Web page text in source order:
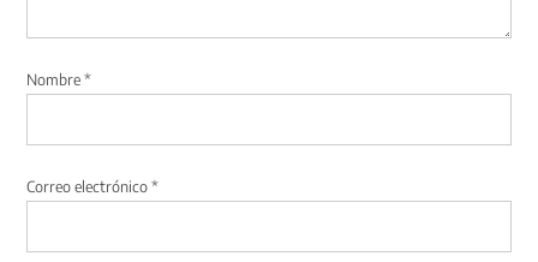
Nombre*
Correo electrónico*